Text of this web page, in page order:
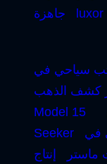
جاهزة
luxor
سياحي في
كشف الذهب
Model 15
Seeker
في
ماستر
إنتاج